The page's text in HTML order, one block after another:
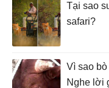
Tại sao
safari?
Vì sao
Nghe lời